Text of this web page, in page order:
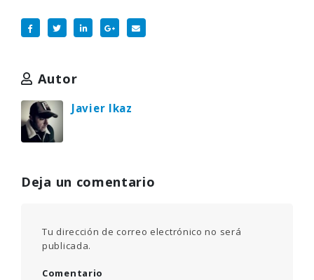
Autor
Javier Ikaz
Deja un comentario
Tu dirección de correo electrónico no será
publicada.
Comentario